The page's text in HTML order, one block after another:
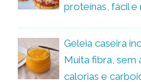
proteínas, fácil e
Geleia caseira
Muita fibra, sem
calorias e